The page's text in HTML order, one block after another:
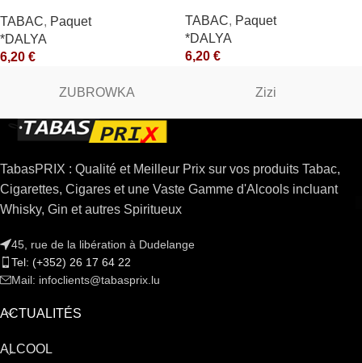
TABAC, Paquet
*DALYA
6,20 €
TABAC, Paquet
*DALYA
6,20 €
ZUBROWKA Zizi
TabasPRIX : Qualité et Meilleur Prix sur vos produits Tabac,
Cigarettes, Cigares et une Vaste Gamme d'Alcools incluant
Whisky, Gin et autres Spiritueux
45, rue de la libération à Dudelange
Tel: (+352) 26 17 64 22
Mail: infoclients@tabasprix.lu
ACTUALITÉS
ALCOOL